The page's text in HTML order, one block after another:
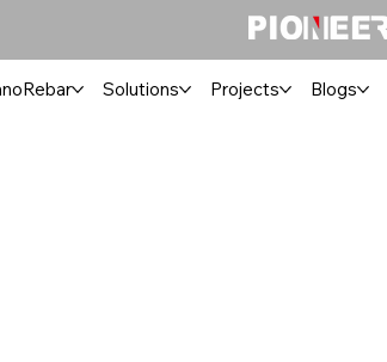
Solutions Projects Blogs